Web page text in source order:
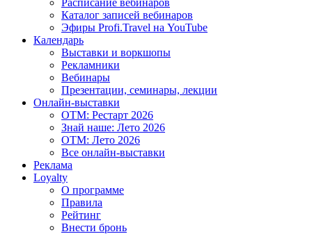
Расписание вебинаров
Каталог записей вебинаров
Эфиры Profi.Travel на YouTube
Календарь
Выставки и воркшопы
Рекламники
Вебинары
Презентации, семинары, лекции
Онлайн-выставки
OTM: Рестарт 2026
Знай наше: Лето 2026
OTM: Лето 2026
Все онлайн-выставки
Реклама
Loyalty
О программе
Правила
Рейтинг
Внести бронь